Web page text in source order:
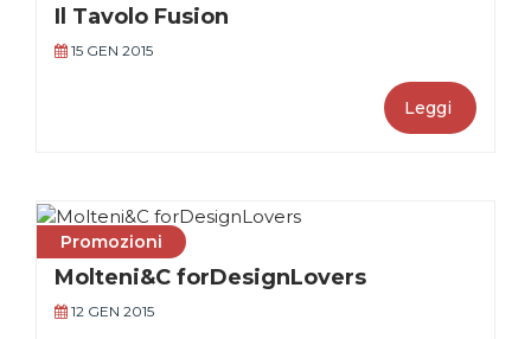
Il Tavolo Fusion
15 GEN 2015
Leggi
Promozioni
Molteni&C forDesignLovers
12 GEN 2015